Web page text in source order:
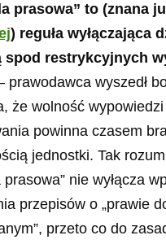
prasowa” to (znana
) reguła wyłączająca
spod restrykcyjnych
wyszedł
że wolność wypowiedzi
powinna czasem
jednostki. Tak
prasowa” nie wyłącza
przepisów o „prawie
przeto co do